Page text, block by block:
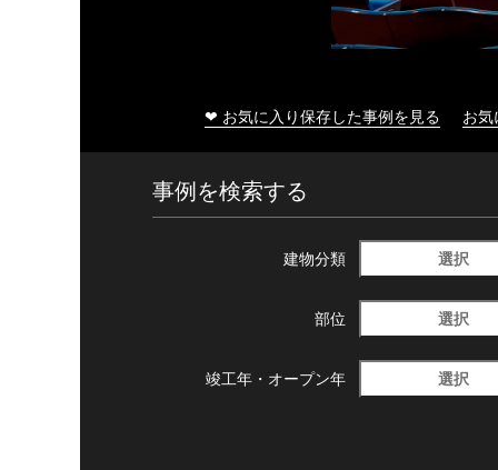
❤ お気に入り保存した事例を見る お
事例を検索する
建物分類 選択
部位 選択
竣工年・ オープン年 選択